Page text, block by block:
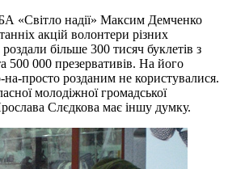
«Світло надії» Максим Демченко
акцій волонтери різних
більше 300 тисяч буклетів з
500 000 презервативів. На його
на-просто розданим не користувалися.
молодіжної громадської
Слєдкова має іншу думку.